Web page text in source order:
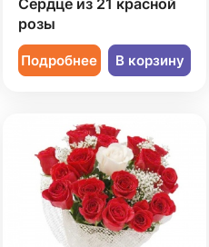
Сердце из 21 красной
розы
Подробнее В корзину